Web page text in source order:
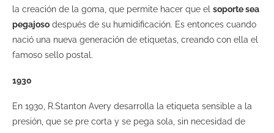
la creación de la goma, que permite hacer que el soporte sea
pegajoso después de su humidificación. Es entonces cuando
nació una nueva generación de etiquetas, creando con ella el
famoso sello postal.
1930
En 1930, R.Stanton Avery desarrolla la etiqueta sensible a la
presión, que se pre corta y se pega sola, sin necesidad de